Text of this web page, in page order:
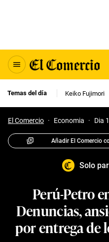
Temas del día Keiko Fujimori
El Comercio · Economia · Dia 1
Añadir El Comercio
Solo
Perú-Petro
Denuncias,
por entrega de